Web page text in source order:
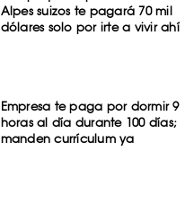
Alpes suizos te pagará 70 mil
dólares solo por irte a vivir ahí
Empresa te paga por dormir 9
horas al día durante 100 días;
manden currículum ya